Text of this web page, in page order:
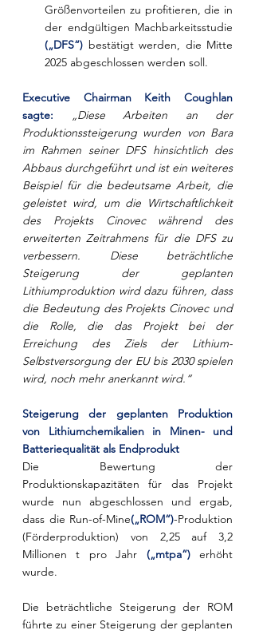
Größenvorteilen zu profitieren, die in
(„DFS“) bestätigt werden, die Mitte
2025 abgeschlossen werden soll.
Executive Chairman Keith Coughlan
sagte:
„Diese Arbeiten an der
Produktionssteigerung wurden von Bara
im Rahmen seiner DFS hinsichtlich des
Abbaus durchgeführt und ist ein weiteres
Beispiel für die bedeutsame Arbeit, die
geleistet wird, um die Wirtschaftlichkeit
des Projekts Cinovec während des
erweiterten Zeitrahmens für die DFS zu
verbessern. Diese beträchtliche
Steigerung der geplanten
Lithiumproduktion wird dazu führen, dass
die Bedeutung des Projekts Cinovec und
die Rolle, die das Projekt bei der
Erreichung des Ziels der Lithium-
Selbstversorgung der EU bis 2030 spielen
wird, noch mehr anerkannt wird.“
Steigerung der geplanten Produktion
von Lithiumchemikalien in Minen- und
Batteriequalität als Endprodukt
Die Bewertung der
Produktionskapazitäten für das Projekt
wurde nun abgeschlossen und ergab,
dass die Run-of-Mine(„ROM“)-Produktion
(Förderproduktion) von 2,25 auf 3,2
Millionen t pro Jahr („mtpa“) erhöht
wurde.
Die beträchtliche Steigerung der ROM
führte zu einer Steigerung der geplanten